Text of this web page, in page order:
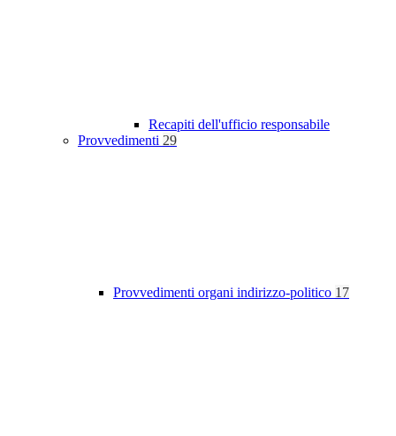
Recapiti dell'ufficio responsabile
Provvedimenti 29
Provvedimenti organi indirizzo-politico 17